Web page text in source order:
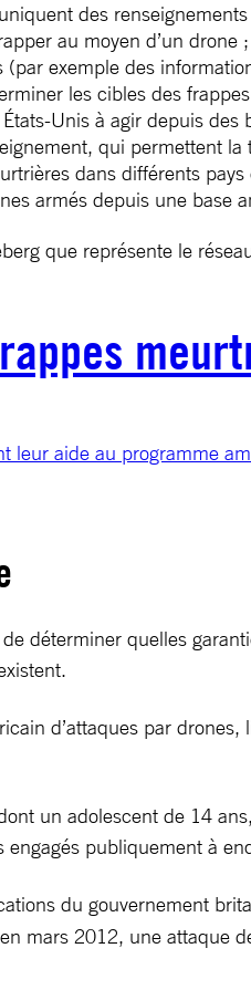
des
au moyen d’un drone ;
(par exemple des
les cibles des
Unis à agir depuis
qui permettent
dans différents pays
armés depuis une base
que représente le
aide au programme
déterminer quelles
d’attaques par
un adolescent de 14
publiquement à
du gouvernement
mars 2012, une attaque